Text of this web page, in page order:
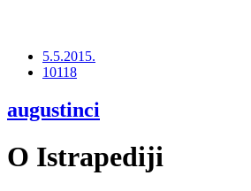
5.5.2015.
10118
augustinci
O Istrapediji